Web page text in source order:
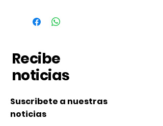
Recibe
noticias
Suscribete a nuestras
noticias